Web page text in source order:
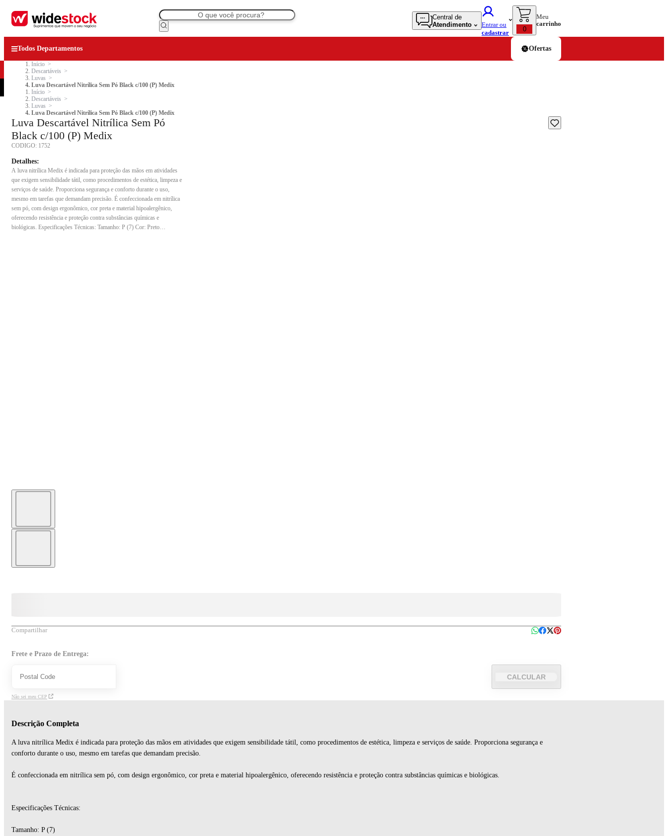
Central de
Atendimento
Entrar ou
cadastrar
0
Meu
carrinho
Todos Departamentos Ofertas
Início
Descartáveis
Luvas
Luva Descartável Nitrílica Sem Pó Black c/100 (P) Medix
Início
Descartáveis
Luvas
Luva Descartável Nitrílica Sem Pó Black c/100 (P) Medix
Luva Descartável Nitrílica Sem Pó
Black c/100 (P) Medix
CODIGO: 1752
Detalhes:
A luva nitrílica Medix é indicada para proteção das mãos em atividades
que exigem sensibilidade tátil, como procedimentos de estética, limpeza e
serviços de saúde. Proporciona segurança e conforto durante o uso,
mesmo em tarefas que demandam precisão. É confeccionada em nitrílica
sem pó, com design ergonômico, cor preta e material hipoalergênico,
oferecendo resistência e proteção contra substâncias químicas e
biológicas. Especificações Técnicas: Tamanho: P (7) Cor: Preto
Compartilhar
Frete e Prazo de Entrega:
CALCULAR
Não sei meu CEP
Descrição Completa
A luva nitrílica Medix é indicada para proteção das mãos em atividades que exigem sensibilidade tátil, como procedimentos de estética, limpeza e serviços de saúde. Proporciona segurança e
conforto durante o uso, mesmo em tarefas que demandam precisão.
É confeccionada em nitrílica sem pó, com design ergonômico, cor preta e material hipoalergênico, oferecendo resistência e proteção contra substâncias químicas e biológicas.
Especificações Técnicas:
Tamanho: P (7)